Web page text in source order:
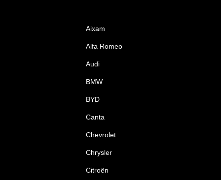
Aixam
Alfa Romeo
Audi
BMW
BYD
Canta
Chevrolet
Chrysler
Citroën